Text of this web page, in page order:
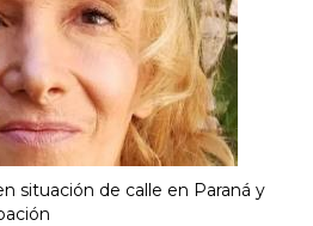
situación de calle en Paraná y